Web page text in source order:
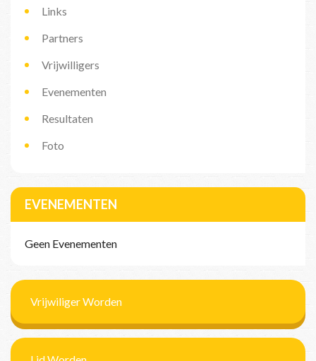
Links
Partners
Vrijwilligers
Evenementen
Resultaten
Foto
EVENEMENTEN
Geen Evenementen
Vrijwiliger Worden